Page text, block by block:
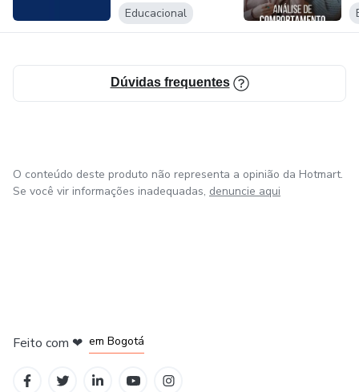
Educacional
Dúvidas frequentes
O conteúdo deste produto não representa a opinião da Hotmart.
Se você vir informações inadequadas, denuncie aqui
Feito com ❤ em Bogotá